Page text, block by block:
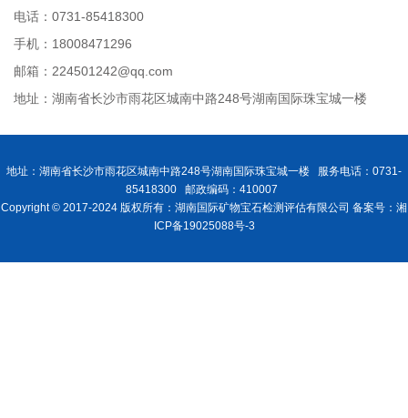
电话：0731-85418300
手机：18008471296
邮箱：224501242@qq.com
地址：湖南省长沙市雨花区城南中路248号湖南国际珠宝城一楼
地址：湖南省长沙市雨花区城南中路248号湖南国际珠宝城一楼 服务电话：0731-
85418300 邮政编码：410007
Copyright © 2017-2024 版权所有：湖南国际矿物宝石检测评估有限公司 备案号：湘
ICP备19025088号-3